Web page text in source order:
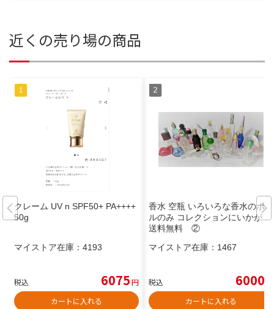
近くの売り場の商品
クレーム UV n SPF50+ PA++++
50g
マイストア在庫： 4193
税込 6075円
カートに入れる
香水 空瓶 いろいろな香水のボト
ルのみ コレクションにいかが？
送料無料 ②
マイストア在庫： 1467
税込 6000
カートに入れる